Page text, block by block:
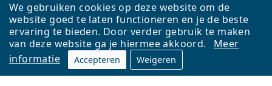
We gebruiken cookies op deze website om de
website goed te laten functioneren en je de beste
ervaring te bieden. Door verder gebruik te maken
van deze website ga je hiermee akkoord.
Meer
informatie
Accepteren Weigeren